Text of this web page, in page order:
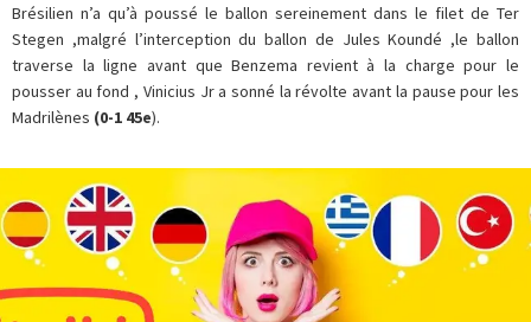
Brésilien n’a qu’à poussé le ballon sereinement dans le filet de Ter
Stegen ,malgré l’interception du ballon de Jules Koundé ,le ballon
traverse la ligne avant que Benzema revient à la charge pour le
pousser au fond , Vinicius Jr a sonné la révolte avant la pause pour les
Madrilènes (0-1 45e).